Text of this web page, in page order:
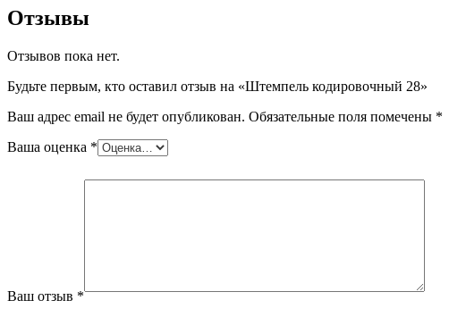
Отзывы
Отзывов пока нет.
Будьте первым, кто оставил отзыв на «Штемпель кодировочный 28»
Ваш адрес email не будет опубликован. Обязательные поля помечены *
Ваша оценка *
Ваш отзыв *